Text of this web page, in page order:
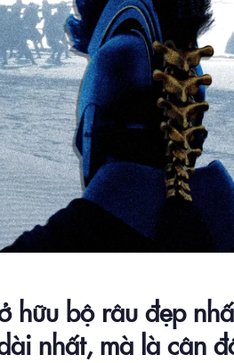
hữu bộ râu đẹp
nhất, mà là cân